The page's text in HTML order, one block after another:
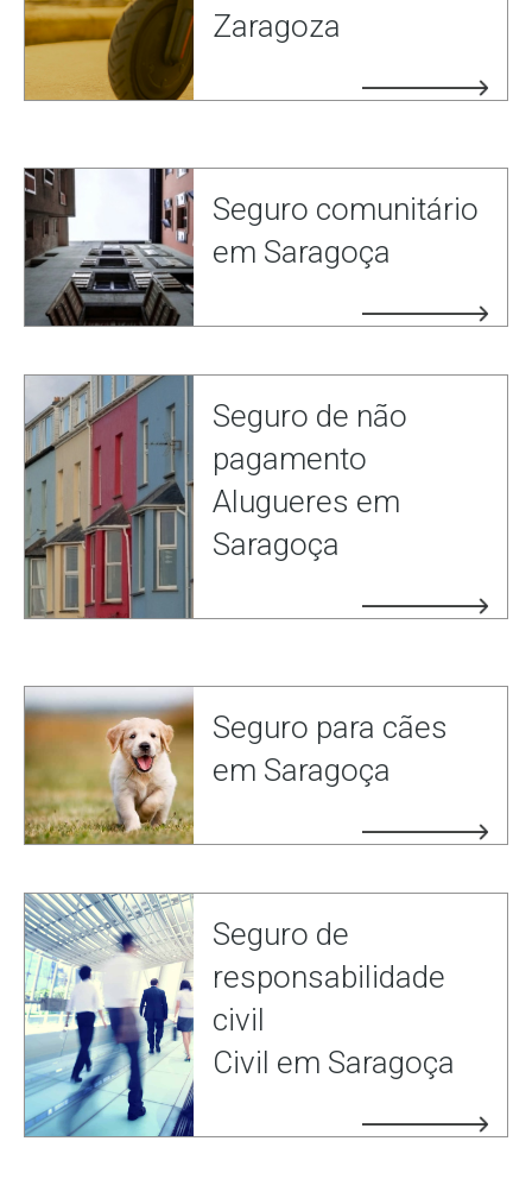
Zaragoza
Seguro comunitário
em Saragoça
Seguro de não
pagamento
Alugueres em
Saragoça
Seguro para cães
em Saragoça
Seguro de
responsabilidade
civil
Civil em Saragoça